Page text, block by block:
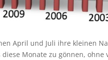
April und Juli ihre kleinen
Monate zu gönnen,